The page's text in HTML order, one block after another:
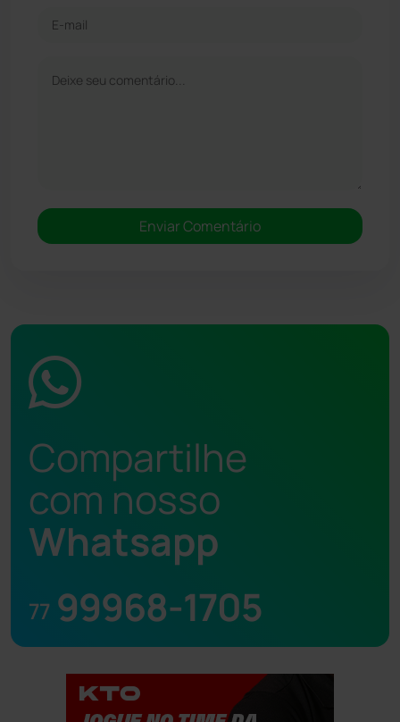
Compartilhe
com nosso
Whatsapp
77 99968-1705